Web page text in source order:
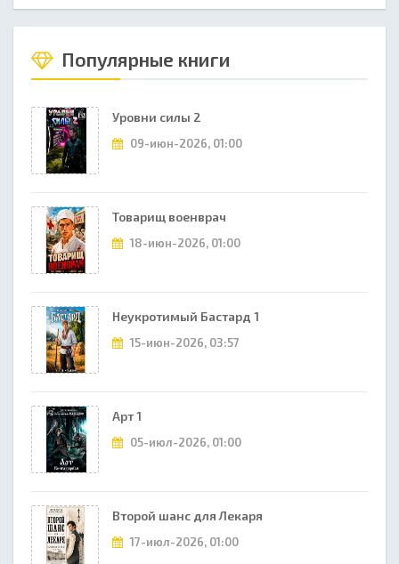
Популярные книги
Уровни силы 2
09-июн-2026, 01:00
Товарищ военврач
18-июн-2026, 01:00
Неукротимый Бастард 1
15-июн-2026, 03:57
Арт 1
05-июл-2026, 01:00
Второй шанс для Лекаря
17-июл-2026, 01:00